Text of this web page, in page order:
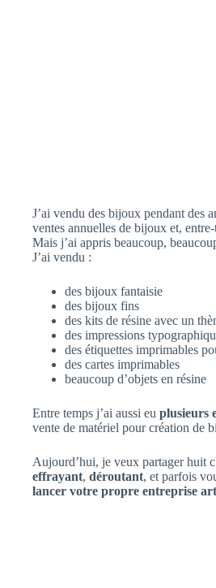
J’ai vendu des bijoux pendant des
ventes annuelles de bijoux et,
Mais j’ai appris beaucoup,
J’ai vendu :
des bijoux fantaisie
des bijoux fins
des kits de résine avec un
des impressions
des étiquettes imprimables
des cartes imprimables
beaucoup d’objets en résine
Entre temps j’ai aussi eu plusieurs
vente de matériel pour création de
Aujourd’hui, je veux partager huit
effrayant, déroutant, et parfois
lancer votre propre entreprise